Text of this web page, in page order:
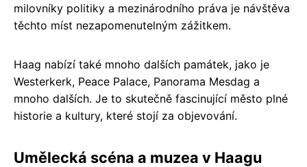
milovníky politiky a mezinárodního práva je návštěva
těchto míst nezapomenutelným zážitkem.
Haag nabízí také mnoho dalších památek, jako je
Westerkerk, Peace Palace, Panorama Mesdag a
mnoho dalších. Je to skutečně fascinující město plné
historie a kultury, které stojí za objevování.
Umělecká scéna a muzea v Haagu